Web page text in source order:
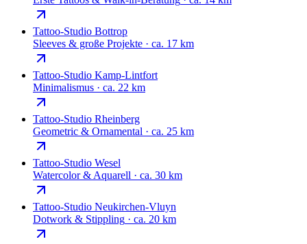
Tattoo-Studio Bottrop
Sleeves & große Projekte · ca. 17 km
Tattoo-Studio Kamp-Lintfort
Minimalismus · ca. 22 km
Tattoo-Studio Rheinberg
Geometric & Ornamental · ca. 25 km
Tattoo-Studio Wesel
Watercolor & Aquarell · ca. 30 km
Tattoo-Studio Neukirchen-Vluyn
Dotwork & Stippling · ca. 20 km